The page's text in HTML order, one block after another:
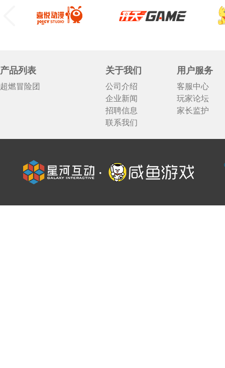
产品列表
超燃冒险团
关于我们
公司介绍
企业新闻
招聘信息
联系我们
用户服务
客服中心
玩家论坛
家长监护